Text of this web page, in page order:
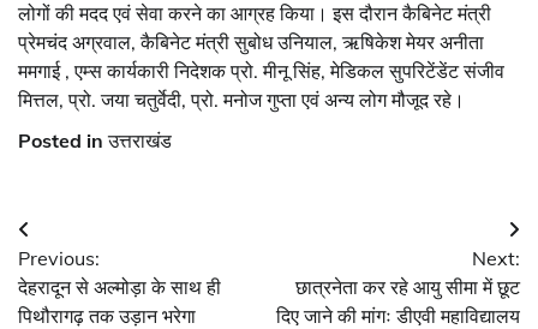
लोगों की मदद एवं सेवा करने का आग्रह किया। इस दौरान कैबिनेट मंत्री
प्रेमचंद अग्रवाल, कैबिनेट मंत्री सुबोध उनियाल, ऋषिकेश मेयर अनीता
ममगाई , एम्स कार्यकारी निदेशक प्रो. मीनू सिंह, मेडिकल सुपरिटेंडेंट संजीव
मित्तल, प्रो. जया चतुर्वेदी, प्रो. मनोज गुप्ता एवं अन्य लोग मौजूद रहे।
Posted inउत्तराखंड
Post
navigation
Previous:
देहरादून से अल्मोड़ा के साथ ही
पिथौरागढ़ तक उड़ान भरेगा
Next:
छात्रनेता कर रहे आयु सीमा में छूट
दिए जाने की मांगः डीएवी महाविद्यालय